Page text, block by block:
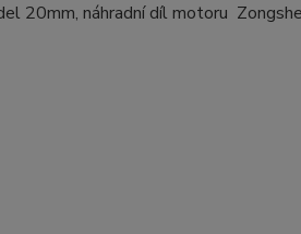
20mm, náhradní díl motoru